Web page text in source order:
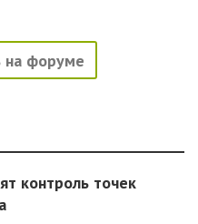
на форуме
контроль точек